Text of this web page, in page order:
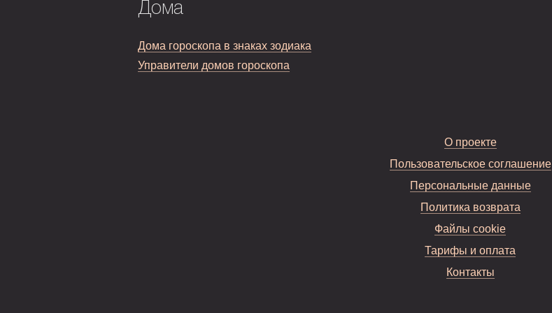
Дома
Дома гороскопа в знаках зодиака
Управители домов гороскопа
О проекте
Пользовательское соглашение
Персональные данные
Политика возврата
Файлы cookie
Тарифы и оплата
Контакты